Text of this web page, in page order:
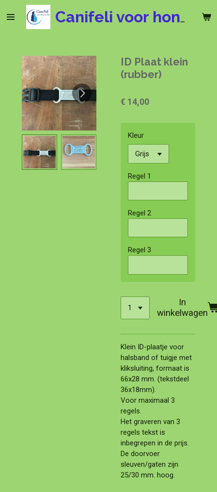
direct
Canifeli voor hond en kat
ID Plaat klein
(rubber)
€ 14,00
Kleur
Regel 1
Regel 2
Regel 3
In
winkelwagen
Klein ID-plaatje voor
halsband of tuigje met
kliksluiting, formaat is
66x28 mm. (tekstdeel
36x18mm).
Voor maximaal 3
regels.
Het graveren van 3
regels tekst is
inbegrepen in de prijs.
De doorvoer
sleuven/gaten zijn
25/30 mm. hoog.